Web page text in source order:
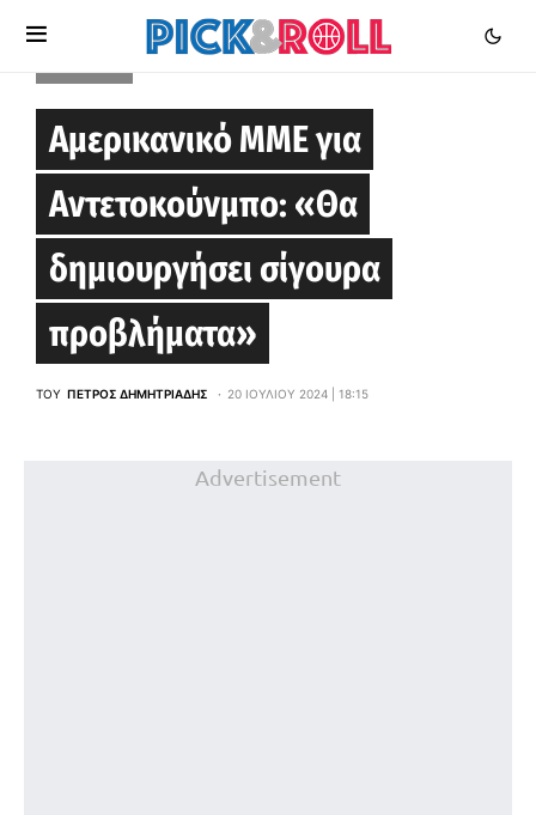
Αμερικανικό ΜΜΕ για
Αντετοκούνμπο: «Θα
δημιουργήσει σίγουρα
προβλήματα»
ΤΟΥ ΠΈΤΡΟΣ ΔΗΜΗΤΡΙΆΔΗΣ 20 ΙΟΥΛΊΟΥ 2024 | 18:15
Advertisement